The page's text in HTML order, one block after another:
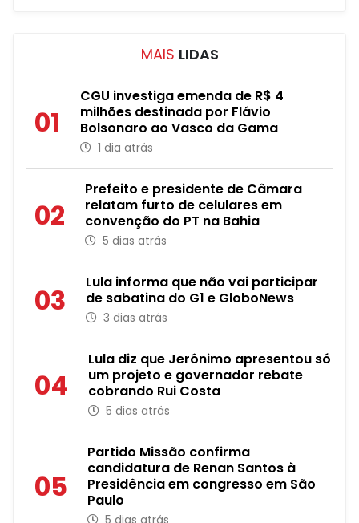
MAIS LIDAS
01
CGU investiga emenda de R$ 4
milhões destinada por Flávio
Bolsonaro ao Vasco da Gama
1 dia atrás
02
Prefeito e presidente de Câmara
relatam furto de celulares em
convenção do PT na Bahia
5 dias atrás
03
Lula informa que não vai participar
de sabatina do G1 e GloboNews
3 dias atrás
04
Lula diz que Jerônimo apresentou só
um projeto e governador rebate
cobrando Rui Costa
5 dias atrás
05
Partido Missão confirma
candidatura de Renan Santos à
Presidência em congresso em São
Paulo